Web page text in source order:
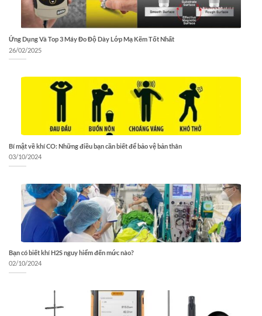
Ứng Dụng Và Top 3 Máy Đo Độ Dày Lớp Mạ Kẽm Tốt Nhất
26/02/2025
Bí mật về khí CO: Những điều bạn cần biết để bảo vệ bản thân
03/10/2024
Bạn có biết khí H2S nguy hiểm đến mức nào?
02/10/2024